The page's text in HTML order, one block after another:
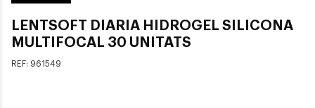
LENTSOFT DIARIA HIDROGEL SILICONA
MULTIFOCAL 30 UNITATS
REF: 961549